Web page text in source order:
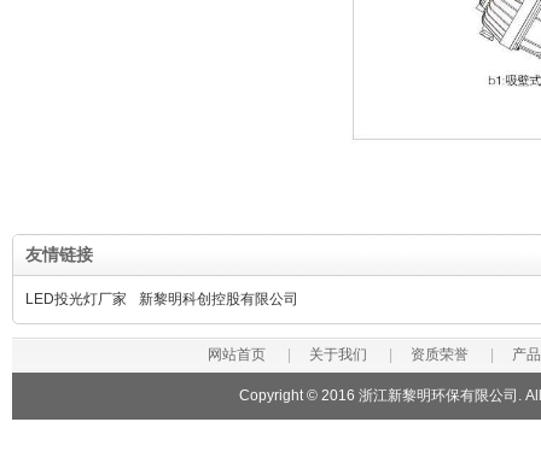
友情链接
LED投光灯厂家 新黎明科创控股有限公司
网站首页 | 关于我们 | 资质荣誉 | 产
Copyright © 2016 浙江新黎明环保有限公司.